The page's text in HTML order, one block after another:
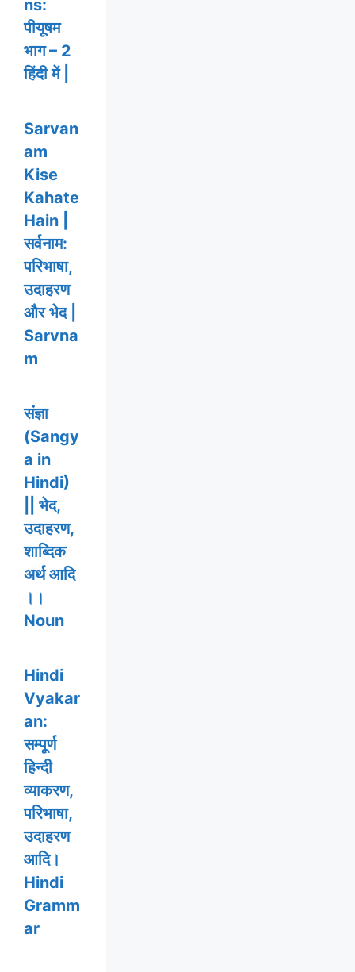
ns:
पीयूषम
भाग – 2
हिंदी में |
Sarvan
am
Kise
Kahate
Hain |
सर्वनाम:
परिभाषा,
उदाहरण
और भेद |
Sarvna
m
संज्ञा
(Sangy
a in
Hindi)
|| भेद,
उदाहरण,
शाब्दिक
अर्थ आदि
।।
Noun
Hindi
Vyakar
an:
सम्पूर्ण
हिन्दी
व्याकरण,
परिभाषा,
उदाहरण
आदि।
Hindi
Gramm
ar